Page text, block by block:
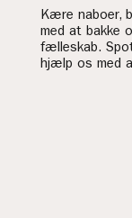
​Kære naboer,
med at bakke
fælleskab.
hjælp os med